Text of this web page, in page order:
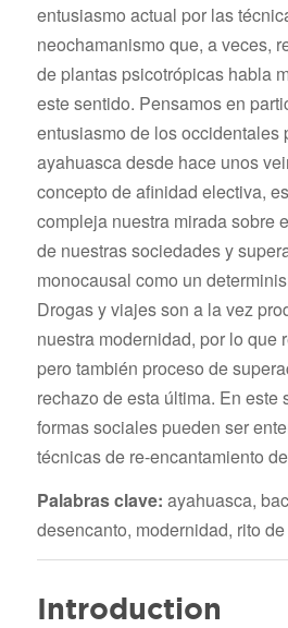
entusiasmo actual por las
neochamanismo que, a veces,
de plantas psicotrópicas habla
este sentido. Pensamos en
entusiasmo de los occidentales
ayahuasca desde hace unos
concepto de afinidad electiva,
compleja nuestra mirada sobre
de nuestras sociedades y
monocausal como un
Drogas y viajes son a la vez
nuestra modernidad, por lo que
pero también proceso de
rechazo de esta última. En este
formas sociales pueden ser
técnicas de re-encantamiento
Palabras clave: ayahuasca,
desencanto, modernidad, rito
Introduction